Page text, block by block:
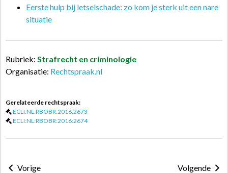
Eerste hulp bij letselschade: zo kom je sterk uit een nare
situatie
Rubriek: Strafrecht en criminologie
Organisatie: Rechtspraak.nl
Gerelateerde rechtspraak:
ECLI:NL:RBOBR:2016:2673
ECLI:NL:RBOBR:2016:2674
Vorige
Volgende